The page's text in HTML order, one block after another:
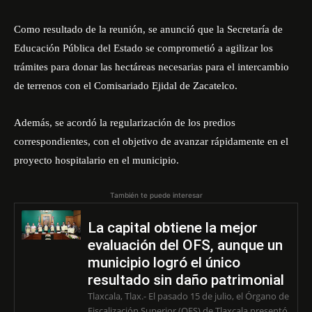
Como resultado de la reunión, se anunció que la Secretaría de
Educación Pública del Estado se comprometió a agilizar los
trámites para donar las hectáreas necesarias para el intercambio
de terrenos con el Comisariado Ejidal de Zacatelco.
Además, se acordó la regularización de los predios
correspondientes, con el objetivo de avanzar rápidamente en el
proyecto hospitalario en el municipio.
También te puede interesar
La capital obtiene la mejor
evaluación del OFS, aunque un
municipio logró el único
resultado sin daño patrimonial
Tlaxcala, Tlax.- El pasado 15 de julio, el Órgano de